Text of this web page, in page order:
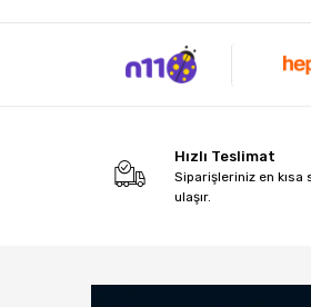
Hızlı Teslimat
Siparişleriniz en kısa
ulaşır.